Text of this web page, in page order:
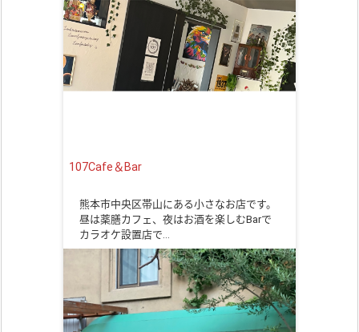
107Cafe＆Bar
熊本市中央区帯山にある小さなお店です。
昼は薬膳カフェ、夜はお酒を楽しむBarで
カラオケ設置店で…